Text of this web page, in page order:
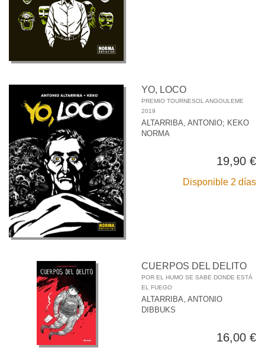
YO, LOCO
PREMIO TOURNESOL ANGOULEME
2019
ALTARRIBA, ANTONIO; KEKO
NORMA
19,90 €
Disponible 2 días
CUERPOS DEL DELITO
POR EL HUMO SE SABE DONDE ESTÁ
EL FUEGO
ALTARRIBA, ANTONIO
DIBBUKS
16,00 €